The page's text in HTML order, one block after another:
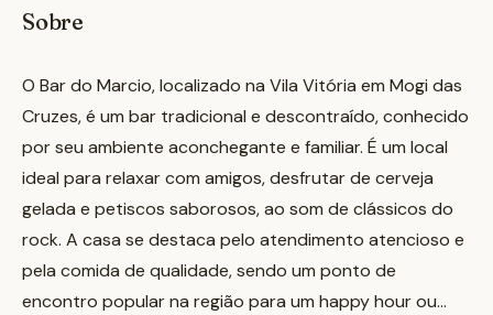
Sobre
O Bar do Marcio, localizado na Vila Vitória em Mogi das
Cruzes, é um bar tradicional e descontraído, conhecido
por seu ambiente aconchegante e familiar. É um local
ideal para relaxar com amigos, desfrutar de cerveja
gelada e petiscos saborosos, ao som de clássicos do
rock. A casa se destaca pelo atendimento atencioso e
pela comida de qualidade, sendo um ponto de
encontro popular na região para um happy hour ou